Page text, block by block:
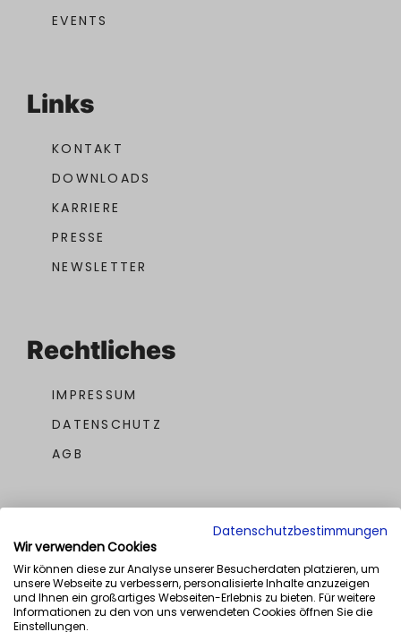
EVENTS
Links
KONTAKT
DOWNLOADS
KARRIERE
PRESSE
NEWSLETTER
Rechtliches
IMPRESSUM
DATENSCHUTZ
AGB
UNSERE AWARDS
Datenschutzbestimmungen
Wir verwenden Cookies
Wir können diese zur Analyse unserer Besucherdaten platzieren, um
unsere Webseite zu verbessern, personalisierte Inhalte anzuzeigen
und Ihnen ein großartiges Webseiten-Erlebnis zu bieten. Für weitere
Informationen zu den von uns verwendeten Cookies öffnen Sie die
Einstellungen.